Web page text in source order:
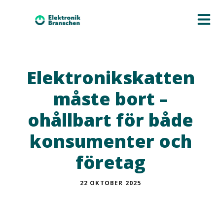
Elektronikskatten
måste bort –
ohållbart för både
konsumenter och
företag
22 OKTOBER 2025